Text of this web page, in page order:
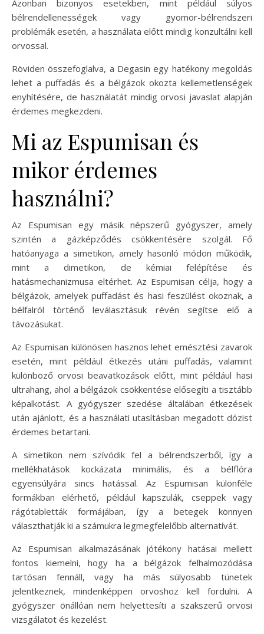
Azonban bizonyos esetekben, mint például súlyos
bélrendellenességek vagy gyomor-bélrendszeri
problémák esetén, a használata előtt mindig konzultálni kell
orvossal.
Röviden összefoglalva, a Degasin egy hatékony megoldás
lehet a puffadás és a bélgázok okozta kellemetlenségek
enyhítésére, de használatát mindig orvosi javaslat alapján
érdemes megkezdeni.
Mi az Espumisan és
mikor érdemes
használni?
Az Espumisan egy másik népszerű gyógyszer, amely
szintén a gázképződés csökkentésére szolgál. Fő
hatóanyaga a simetikon, amely hasonló módon működik,
mint a dimetikon, de kémiai felépítése és
hatásmechanizmusa eltérhet. Az Espumisan célja, hogy a
bélgázok, amelyek puffadást és hasi feszülést okoznak, a
bélfalról történő leválasztásuk révén segítse elő a
távozásukat.
Az Espumisan különösen hasznos lehet emésztési zavarok
esetén, mint például étkezés utáni puffadás, valamint
különböző orvosi beavatkozások előtt, mint például hasi
ultrahang, ahol a bélgázok csökkentése elősegíti a tisztább
képalkotást. A gyógyszer szedése általában étkezések
után ajánlott, és a használati utasításban megadott dózist
érdemes betartani.
A simetikon nem szívódik fel a bélrendszerből, így a
mellékhatások kockázata minimális, és a bélflóra
egyensúlyára sincs hatással. Az Espumisan különféle
formákban elérhető, például kapszulák, cseppek vagy
rágótabletták formájában, így a betegek könnyen
választhatják ki a számukra legmegfelelőbb alternatívát.
Az Espumisan alkalmazásának jótékony hatásai mellett
fontos kiemelni, hogy ha a bélgázok felhalmozódása
tartósan fennáll, vagy ha más súlyosabb tünetek
jelentkeznek, mindenképpen orvoshoz kell fordulni. A
gyógyszer önállóan nem helyettesíti a szakszerű orvosi
vizsgálatot és kezelést.